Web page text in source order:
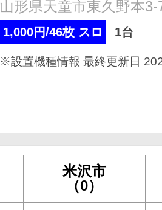
山形県天童市東久野本3-
1,000円/46枚 スロ 1台
※設置機種情報 最終更新日
米沢市
（0）